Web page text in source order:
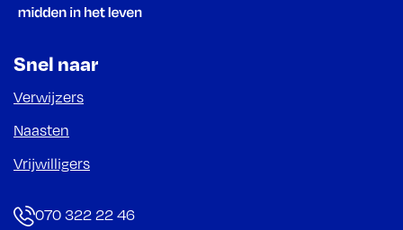
Snel naar
Verwijzers
Naasten
Vrijwilligers
070 322 22 46